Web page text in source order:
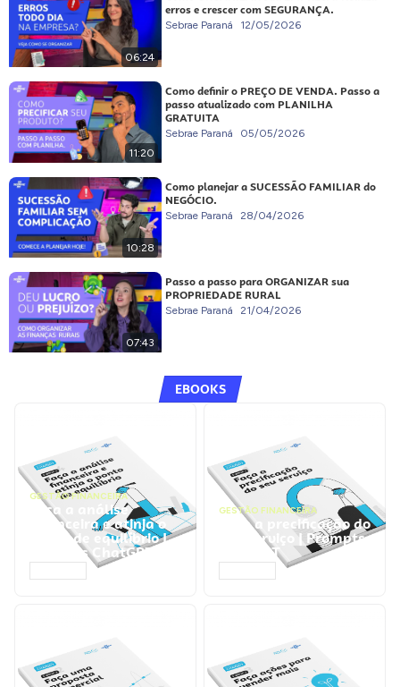
06:24
erros e crescer com SEGURANÇA.
Sebrae Paraná 12/05/2026
11:20
Como definir o PREÇO DE VENDA. Passo a
passo atualizado com PLANILHA
GRATUITA
Sebrae Paraná 05/05/2026
10:28
Como planejar a SUCESSÃO FAMILIAR do
NEGÓCIO.
Sebrae Paraná 28/04/2026
07:43
Passo a passo para ORGANIZAR sua
PROPRIEDADE RURAL
Sebrae Paraná 21/04/2026
EBOOKS
GESTÃO FINANCEIRA
Faça a análise
financeira e atinja o
ponto de equilíbrio |
Prompts ChatGPT
GESTÃO FINANCEIRA
Faça a precificação do
seu serviço | Prompts
ChatGPT